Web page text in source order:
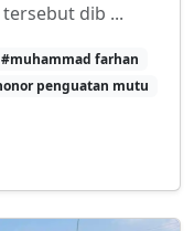
dib ...
#muhammad farhan
penguatan mutu